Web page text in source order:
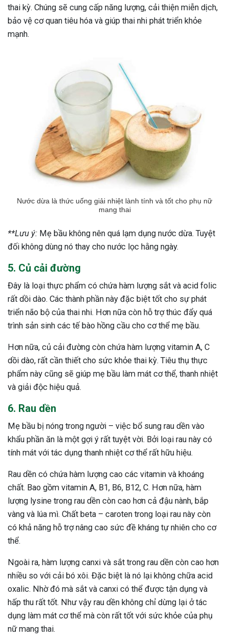
thai kỳ. Chúng sẽ cung cấp năng lượng, cải thiện miễn dịch,
bảo vệ cơ quan tiêu hóa và giúp thai nhi phát triển khỏe
mạnh.
Nước dừa là thức uống giải nhiệt lành tính và tốt cho phụ nữ
mang thai
**Lưu ý: Mẹ bầu không nên quá lạm dụng nước dừa. Tuyệt
đối không dùng nó thay cho nước lọc hằng ngày.
5. Củ cải đường
Đây là loại thực phẩm có chứa hàm lượng sắt và acid folic
rất dồi dào. Các thành phần này đặc biệt tốt cho sự phát
triển não bộ của thai nhi. Hơn nữa còn hỗ trợ thúc đẩy quá
trình sản sinh các tế bào hồng cầu cho cơ thể mẹ bầu.
Hơn nữa, củ cải đường còn chứa hàm lượng vitamin A, C
dồi dào, rất cần thiết cho sức khỏe thai kỳ. Tiêu thụ thực
phẩm này cũng sẽ giúp mẹ bầu làm mát cơ thể, thanh nhiệt
và giải độc hiệu quả.
6. Rau dền
Mẹ bầu bị nóng trong người – việc bổ sung rau dền vào
khẩu phần ăn là một gợi ý rất tuyệt vời. Bởi loại rau này có
tính mát với tác dụng thanh nhiệt cơ thể rất hữu hiệu.
Rau dền có chứa hàm lượng cao các vitamin và khoáng
chất. Bao gồm vitamin A, B1, B6, B12, C. Hơn nữa, hàm
lượng lysine trong rau dền còn cao hơn cả đậu nành, bắp
vàng và lúa mì. Chất beta – caroten trong loại rau này còn
có khả năng hỗ trợ nâng cao sức đề kháng tự nhiên cho cơ
thể.
Ngoài ra, hàm lượng canxi và sắt trong rau dền còn cao hơn
nhiều so với cải bó xôi. Đặc biệt là nó lại không chữa acid
oxalic. Nhờ đó mà sắt và canxi có thể được tận dụng và
hấp thu rất tốt. Như vậy rau dền không chỉ dừng lại ở tác
dụng làm mát cơ thể mà còn rất tốt với sức khỏe của phụ
nữ mang thai.